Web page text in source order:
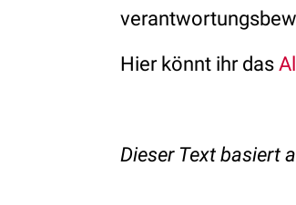
Hier könnt ihr das
Dieser Text basiert